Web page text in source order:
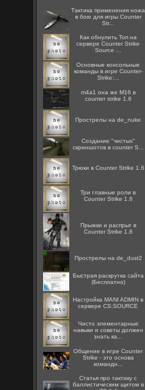
Тактика применения ножа
в бою для игры Counter
Str...
Как обнулить Топ на
сервере Counter Strike
Source ...
Основные консольные
команды в игре Counter-
Strike:...
m4a1 она же M16 в
counter strike 1.6
Прострелы на de_nuke
Создание "чистых"
скриншотов в counter S...
Трюки в Counter Strike 1.6
Три главные роли в
Counter Strike 1.6
Прыжки и распрыг в
Counter Strike 1.6
Прострелы на de_dust2
Быстрая раскрутка сайта
(Бесплатно)
Настройка MANI ADMIN в
сервере CS:SOURCE
Чисто элементарные
навыки и советы должен
знать ка...
Общение в игре Counter
Strike - это основа
командн...
Статья про тактику с
баллистическим щитом в